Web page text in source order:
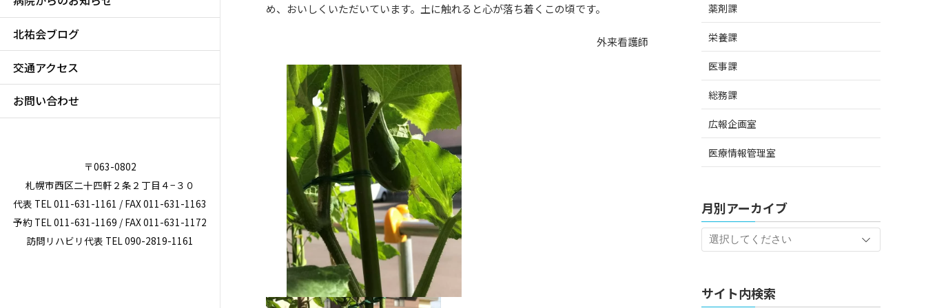
北祐会ブログ
交通アクセス
お問い合わせ
〒063-0802
札幌市西区二十四軒２条２丁目４−３０
代表 TEL 011-631-1161 / FAX 011-631-1163
予約 TEL 011-631-1169 / FAX 011-631-1172
訪問リハビリ代表 TEL 090-2819-1161
め、おいしくいただいています。土に触れると心が落ち着くこの頃です。
外来看護師
薬剤課
栄養課
医事課
総務課
広報企画室
医療情報管理室
月別アーカイブ
サイト内検索